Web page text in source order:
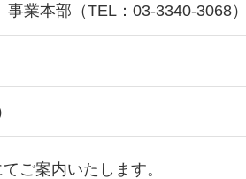
業本部（TEL：03-3340-3068）
ご案内いたします。